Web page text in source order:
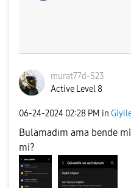
murat77d-S23
Active Level 8
‎06-24-2024 02:28 PM in
Bulamadım ama bende
mi?